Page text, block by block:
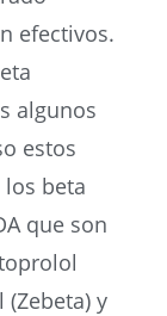
efectivos.
algunos
estos
beta
que son
y